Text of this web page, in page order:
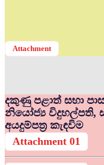
Attachment
දකුණු පළාත් සභා
නියෝජ්‍ය විදුහල්පති,
අයදුම්පත්‍ර කැඳවිම
Attachment 01